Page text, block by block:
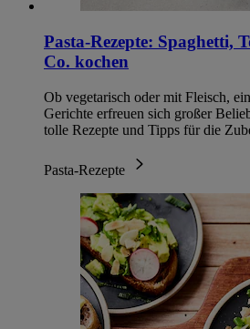
Pasta-Rezepte: Spaghetti,
Co. kochen
Ob vegetarisch oder mit Fleisch,
Gerichte erfreuen sich großer
tolle Rezepte und Tipps für die
Pasta-Rezepte